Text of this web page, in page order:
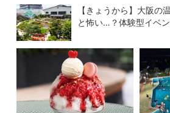
【きょうから】大阪の
と怖い…？体験型イベ